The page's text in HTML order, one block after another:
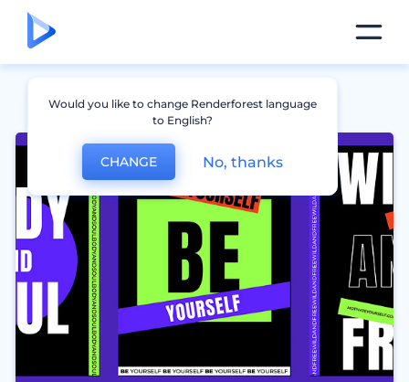
Would you like to change Renderforest language
to English?
CHANGE No, thanks